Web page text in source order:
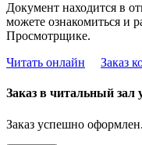
Документ находится в
можете ознакомиться и
Просмотрщике.
Читать онлайн
Заказ
Заказ в читальный
Заказ успешно оформлен.